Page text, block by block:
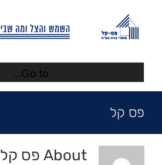
content
Go to...
פס קל
About פס קל